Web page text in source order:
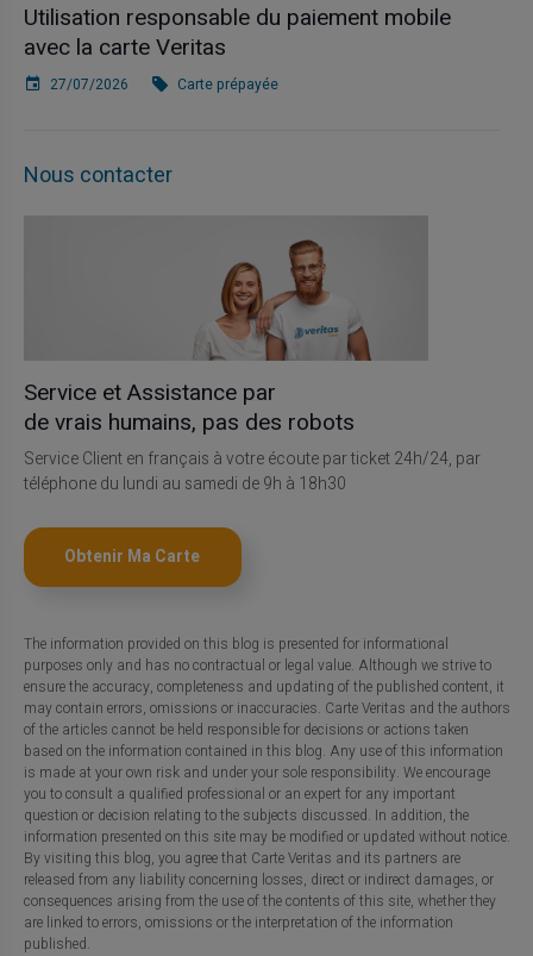
Utilisation responsable du paiement mobile
avec la carte Veritas
27/07/2026 Carte prépayée
Nous contacter
Service et Assistance par
de vrais humains, pas des robots
Service Client en français à votre écoute par ticket 24h/24, par
téléphone du lundi au samedi de 9h à 18h30
Obtenir Ma Carte
The information provided on this blog is presented for informational
purposes only and has no contractual or legal value. Although we strive to
ensure the accuracy, completeness and updating of the published content, it
may contain errors, omissions or inaccuracies. Carte Veritas and the authors
of the articles cannot be held responsible for decisions or actions taken
based on the information contained in this blog. Any use of this information
is made at your own risk and under your sole responsibility. We encourage
you to consult a qualified professional or an expert for any important
question or decision relating to the subjects discussed. In addition, the
information presented on this site may be modified or updated without notice.
By visiting this blog, you agree that Carte Veritas and its partners are
released from any liability concerning losses, direct or indirect damages, or
consequences arising from the use of the contents of this site, whether they
are linked to errors, omissions or the interpretation of the information
published.